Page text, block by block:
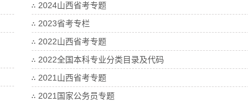
2024山西省考专题
2023省考专栏
2022山西省考专题
2022全国本科专业分类目录及代码
2021山西省考专题
2021国家公务员专题